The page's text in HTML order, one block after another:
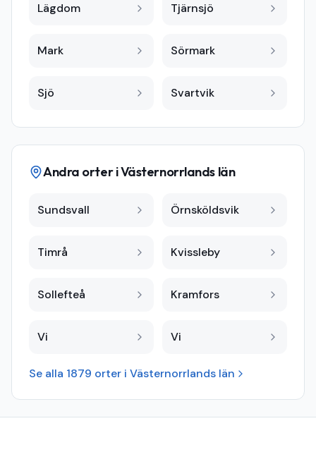
Lägdom Tjärnsjö
Mark Sörmark
Sjö Svartvik
Andra orter iVästernorrlands län
Sundsvall Örnsköldsvik
Timrå Kvissleby
Sollefteå Kramfors
Vi Vi
Se alla 1879 orter i Västernorrlands län